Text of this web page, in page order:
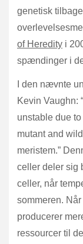
genetisk
of Heredity i
spændinger i
I den nævnte
Kevin Vaughn:
unstable due
mutant and
meristem.”
celler deler sig
celler, når
sommeren.
producerer
ressourcer til